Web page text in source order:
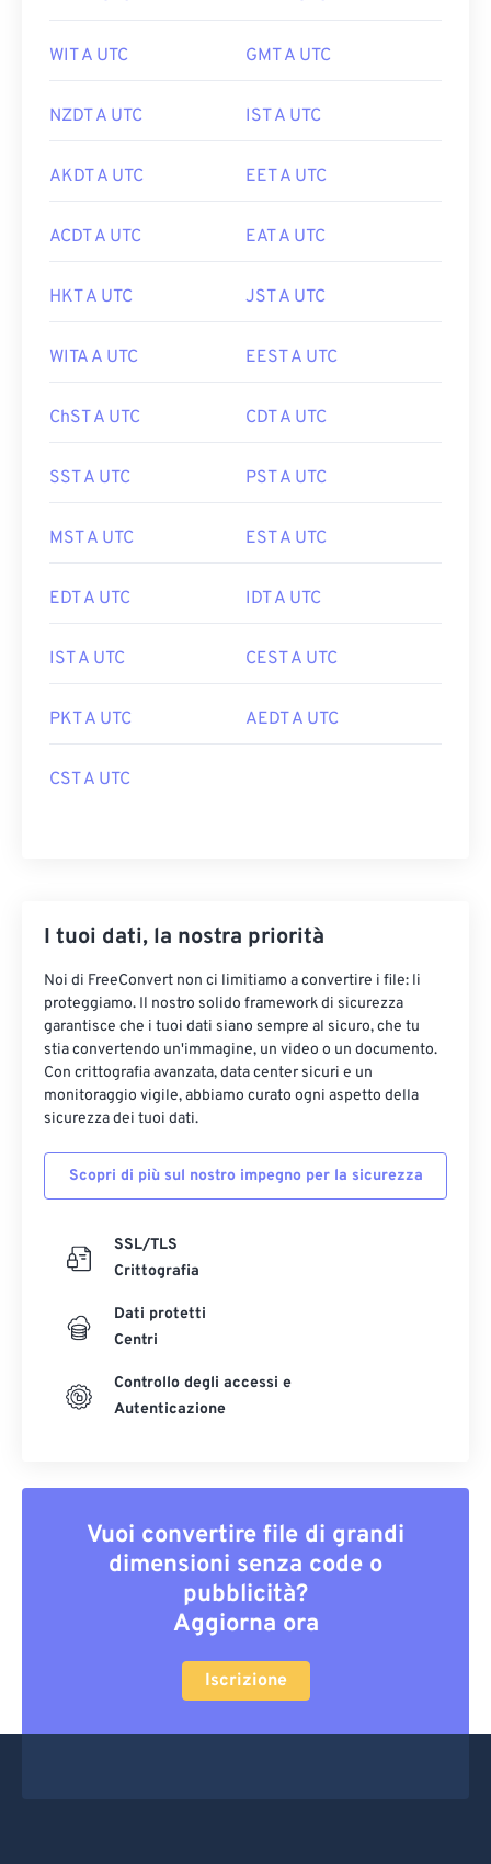
WIT A UTC GMT A UTC
NZDT A UTC IST A UTC
AKDT A UTC EET A UTC
ACDT A UTC EAT A UTC
HKT A UTC JST A UTC
WITA A UTC EEST A UTC
ChST A UTC CDT A UTC
SST A UTC PST A UTC
MST A UTC EST A UTC
EDT A UTC IDT A UTC
IST A UTC CEST A UTC
PKT A UTC AEDT A UTC
CST A UTC
I tuoi dati, la nostra priorità
Noi di FreeConvert non ci limitiamo a convertire i file: li
proteggiamo. Il nostro solido framework di sicurezza
garantisce che i tuoi dati siano sempre al sicuro, che tu
stia convertendo un'immagine, un video o un documento.
Con crittografia avanzata, data center sicuri e un
monitoraggio vigile, abbiamo curato ogni aspetto della
sicurezza dei tuoi dati.
Scopri di più sul nostro impegno per la sicurezza
SSL/TLS
Crittografia
Dati protetti
Centri
Controllo degli accessi e
Autenticazione
Vuoi convertire file di grandi
dimensioni senza code o
pubblicità?
Aggiorna ora
Iscrizione